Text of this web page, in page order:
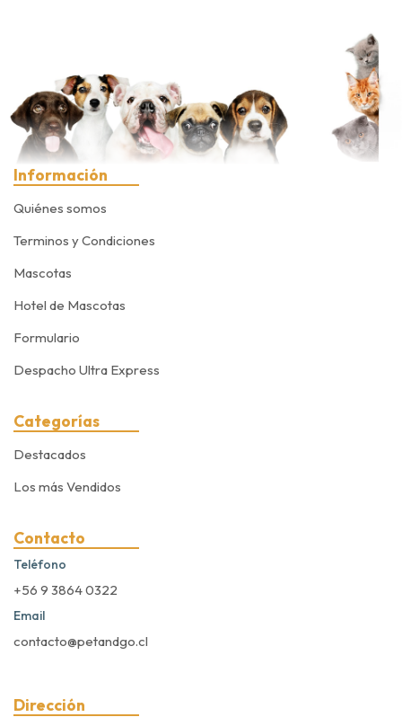
Información
Quiénes somos
Terminos y Condiciones
Mascotas
Hotel de Mascotas
Formulario
Despacho Ultra Express
Categorías
Destacados
Los más Vendidos
Contacto
Teléfono
+56 9 3864 0322
Email
contacto@petandgo.cl
Dirección